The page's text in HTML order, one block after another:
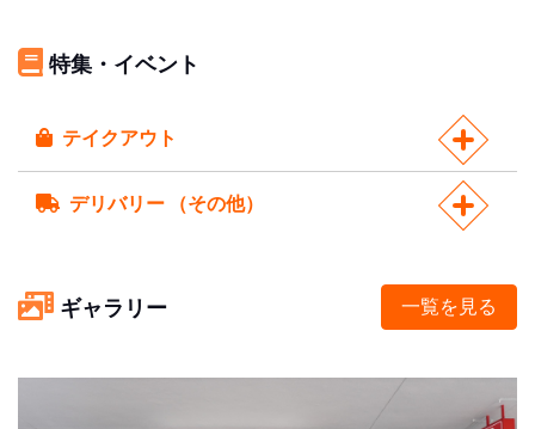
特集・イベント
テイクアウト
デリバリー （その他）
ギャラリー 一覧を見る